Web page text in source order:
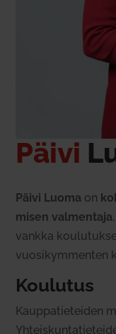
Päivi
Päivi Luoma on
misen val­mentaja
vankka
vuo­si­kym­menten
Kou­lutus
Kaup­pa­tie­teiden